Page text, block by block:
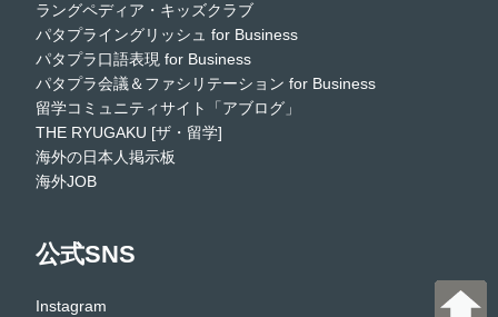
ラングペディア・キッズクラブ
パタプライングリッシュ for Business
パタプラ口語表現 for Business
パタプラ会議＆ファシリテーション for Business
留学コミュニティサイト「アブログ」
THE RYUGAKU [ザ・留学]
海外の日本人掲示板
海外JOB
公式SNS
Instagram